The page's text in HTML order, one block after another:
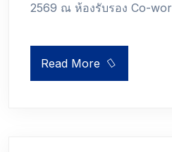
2569 ณ ห้องรับรอง Co-
Read More